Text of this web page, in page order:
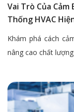
Vai Trò Của Cảm
Thống HVAC
Khám phá cách
nâng cao chất